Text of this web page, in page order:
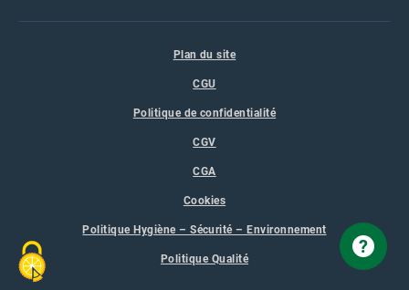
?
Plan du site
CGU
Politique de confidentialité
CGV
CGA
Cookies
Politique Hygiène – Sécurité – Environnement
Politique Qualité